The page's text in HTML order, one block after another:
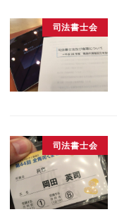
司法書士会
司法書士会